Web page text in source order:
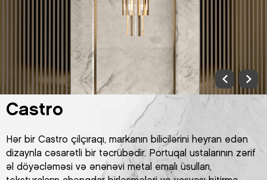
Castro
Hər bir Castro çilçıraqı, markanın bilicilərini heyran edən
dizaynla cəsarətli bir təcrübədir. Portuqal ustalarının zərif
əl döyəcləməsi və ənənəvi metal emalı üsulları,